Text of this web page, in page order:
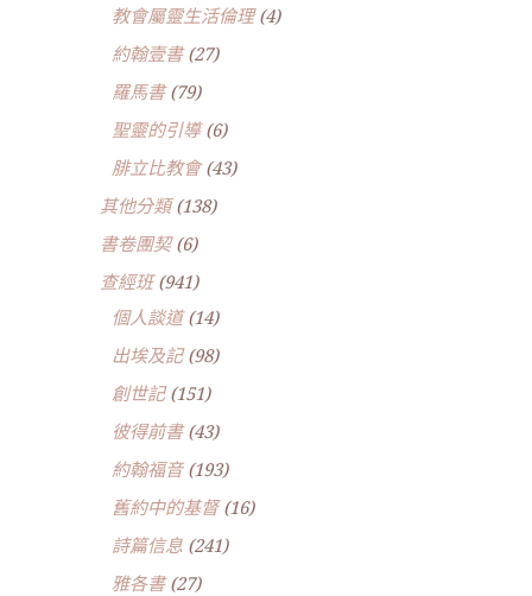
教會屬靈生活倫理(4)
約翰壹書(27)
羅馬書(79)
聖靈的引導(6)
腓立比教會(43)
其他分類(138)
書卷團契(6)
查經班(941)
個人談道(14)
出埃及記(98)
創世記(151)
彼得前書(43)
約翰福音(193)
舊約中的基督(16)
詩篇信息 (241)
雅各書(27)